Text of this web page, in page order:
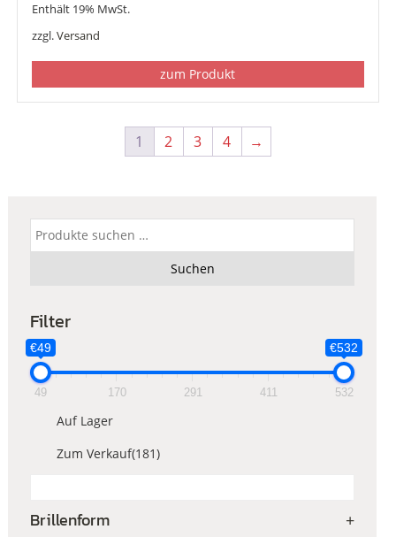
Enthält 19% MwSt.
zzgl.Versand
zum Produkt
1 2 3 4 →
Suchen
nach:
Suchen
Filter
€49 €532
49 170 291 411 532
Auf Lager
Zum Verkauf(181)
Brillenform +